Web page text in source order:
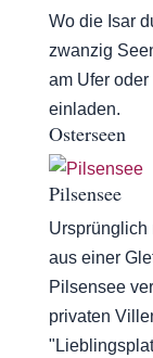
Wo die Isar
zwanzig
am Ufer
einladen.
Osterseen
Pilsensee
Ursprünglich
aus einer
Pilsensee
privaten